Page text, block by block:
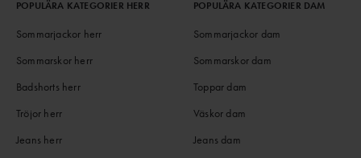
POPULÄRA KATEGORIER HERR
Sommarjackor herr
Sommarskor herr
Badshorts herr
Tröjor herr
Jeans herr
POPULÄRA KATEGORIER DAM
Sommarjackor dam
Sommarskor dam
Toppar dam
Väskor dam
Jeans dam